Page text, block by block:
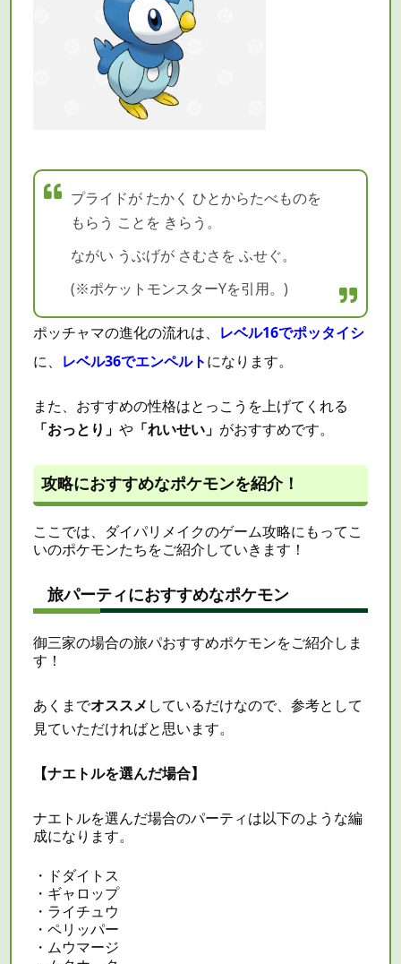
プライドが たかく ひとからたべものを
もらう ことを きらう。
ながい うぶげが さむさを ふせぐ。
(※ポケットモンスターYを引用。)
ポッチャマの進化の流れは、 レベル16でポッタイシ
に、 レベル36でエンペルトになります。
また、おすすめの性格はとっこうを上げてくれる
「おっとり」や 「れいせい」 がおすすめです。
攻略におすすめなポケモンを紹介！
ここでは、ダイパリメイクのゲーム攻略にもってこ
いのポケモンたちをご紹介していきます！
旅パーティにおすすめなポケモン
御三家の場合の旅パおすすめポケモンをご紹介しま
す！
あくまでオススメ しているだけなので、参考として
見ていただければと思います。
【ナエトルを選んだ場合】
ナエトルを選んだ場合のパーティは以下のような編
成になります。
・ドダイトス
・ギャロップ
・ライチュウ
・ペリッパー
・ムウマージ